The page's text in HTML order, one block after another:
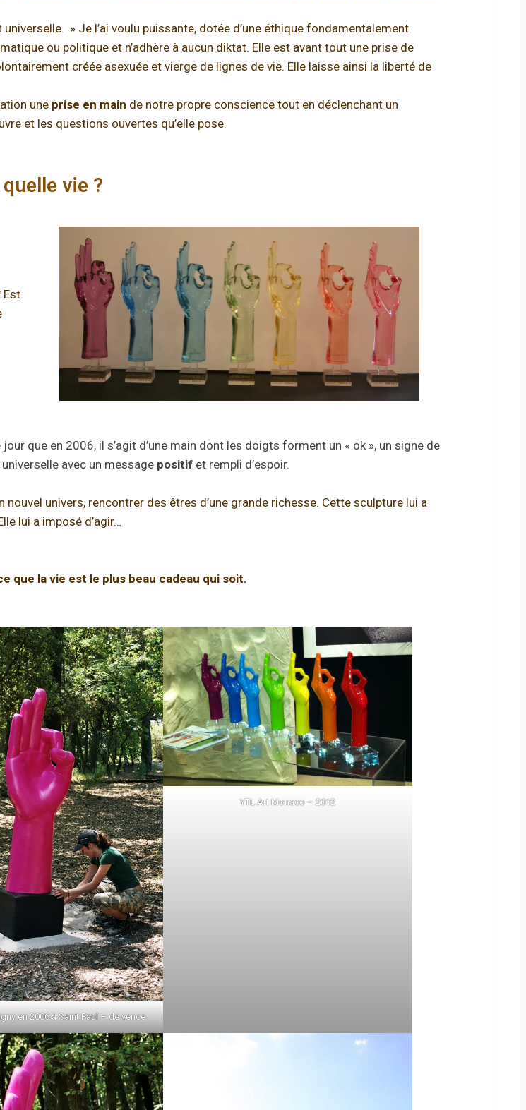
» Je l’ai voulu puissante, dotée d’une éthique fondamentalement
ou politique et n’adhère à aucun diktat. Elle est avant tout une prise de
créée asexuée et vierge de lignes de vie. Elle laisse ainsi la liberté de
une prise en main de notre propre conscience tout en déclenchant un
et les questions ouvertes qu’elle pose.
vie ?
Est
que en 2006, il s’agit d’une main dont les doigts forment un « ok », un signe de
avec un message positif et rempli d’espoir.
univers, rencontrer des êtres d’une grande richesse. Cette sculpture lui a
lui a imposé d’agir…
que la vie est le plus beau cadeau qui soit.
en 2006 à Saint Paul – de vence
YTL Art Monaco – 2012